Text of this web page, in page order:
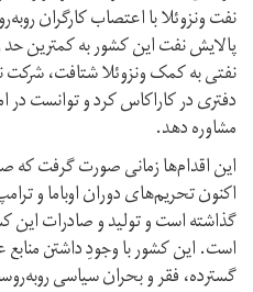
نفت ونزوئلا با اعتصاب کارگران
پالایش نفت این کشور به کمترین
نفتی به کمک ونزوئلا شتافت،
دفتری در کاراکاس کرد و توانست در
مشاوره دهد.
این اقدام‌ها زمانی صورت گرفت که
اکنون تحریم‌های دوران اوباما و
گذاشته است و تولید و صادرات این
است. این کشور با وجودِ داشتن منابع
گسترده، فقر و بحران سیاسی